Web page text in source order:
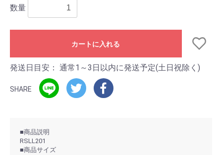
数量
カートに入れる
発送日目安： 通常1～3日以内に発送予定(土日祝除く)
SHARE
■商品説明
RSLL201
■商品サイズ